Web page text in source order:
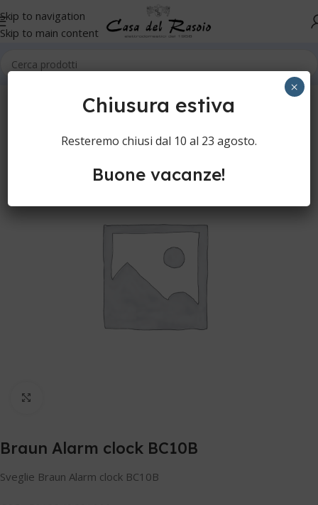
Skip to navigation
Skip to main content
Braun Alarm clock BC10B
Sveglie Braun Alarm clock BC10B
Chiusura estiva
Resteremo chiusi dal 10 al 23 agosto.
Buone vacanze!
×